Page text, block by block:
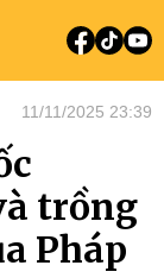
11/11/2025 23:39
trồng
Pháp